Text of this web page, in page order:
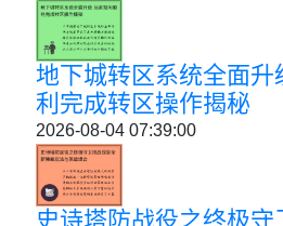
地下城转区系统全面升
利完成转区操作揭秘
2026-08-04 07:39:00
史诗塔防战役之终极